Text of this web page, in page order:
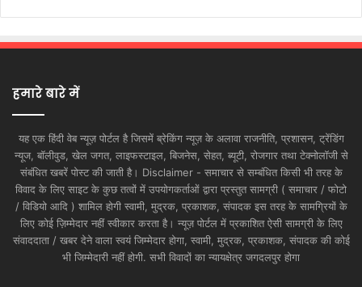
हमारे बारे में
यह एक हिंदी वेब न्यूज़ पोर्टल है जिसमें ब्रेकिंग न्यूज़ के अलावा राजनीति, प्रशासन, ट्रेंडिंग
न्यूज, बॉलीवुड, खेल जगत, लाइफस्टाइल, बिजनेस, सेहत, ब्यूटी, रोजगार तथा टेक्नोलॉजी से
संबंधित खबरें पोस्ट की जाती है। Disclaimer - समाचार से सम्बंधित किसी भी तरह के
विवाद के लिए साइट के कुछ तत्वों में उपयोगकर्ताओं द्वारा प्रस्तुत सामग्री ( समाचार / फोटो
/ विडियो आदि ) शामिल होगी स्वामी, मुद्रक, प्रकाशक, संपादक इस तरह के सामग्रियों के
लिए कोई ज़िम्मेदार नहीं स्वीकार करता है। न्यूज़ पोर्टल में प्रकाशित ऐसी सामग्री के लिए
संवाददाता / खबर देने वाला स्वयं जिम्मेदार होगा, स्वामी, मुद्रक, प्रकाशक, संपादक की कोई
भी जिम्मेदारी नहीं होगी. सभी विवादों का न्यायक्षेत्र जगदलपुर होगा